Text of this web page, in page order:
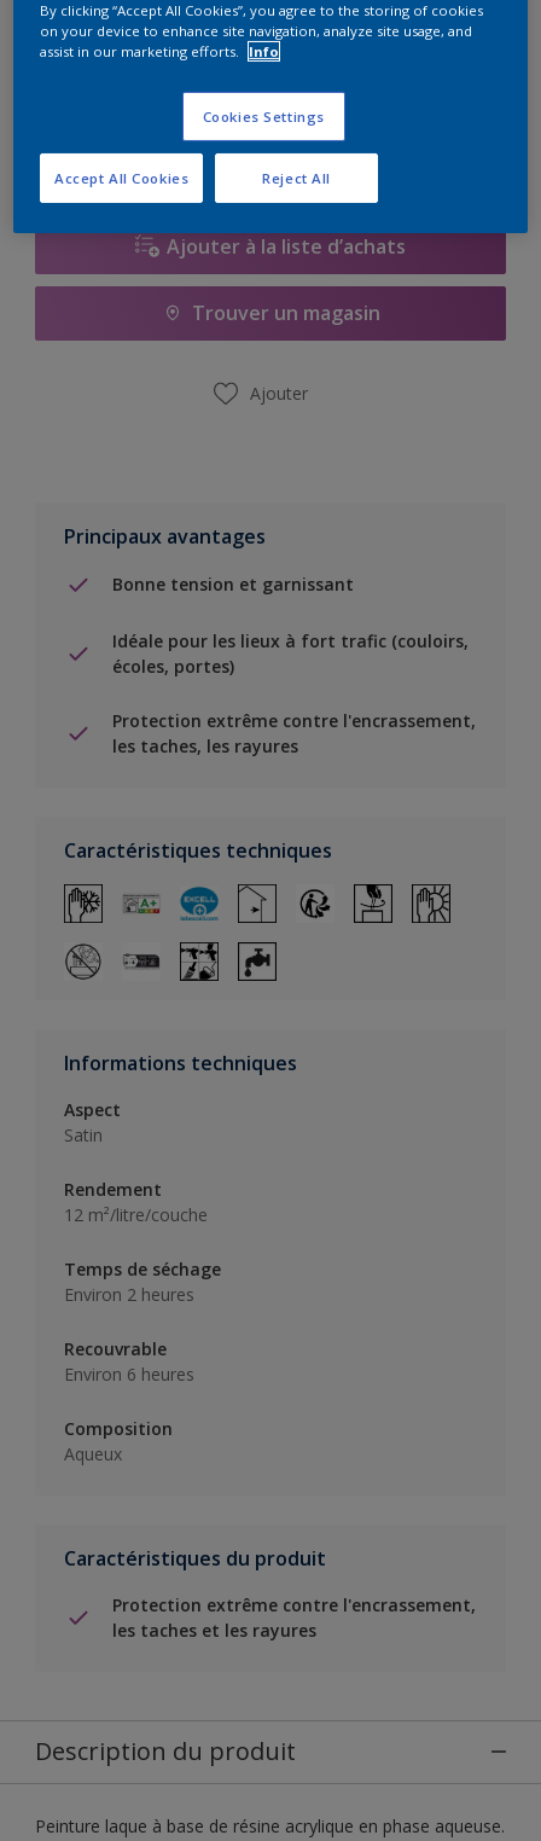
Quantité Calculateur de peinture
Calculer
Ajouter à la liste d’achats
Trouver un magasin
Ajouter
Principaux avantages
Bonne tension et garnissant
Idéale pour les lieux à fort trafic (couloirs,
écoles, portes)
Protection extrême contre l'encrassement,
les taches, les rayures
Caractéristiques techniques
Informations techniques
Aspect
Satin
Rendement
12 m²/litre/couche
Temps de séchage
Environ 2 heures
Recouvrable
Environ 6 heures
Composition
Aqueux
Caractéristiques du produit
Protection extrême contre l'encrassement,
les taches et les rayures
Description du produit
Peinture laque à base de résine acrylique en phase aqueuse.
By clicking “Accept All Cookies”, you agree to the storing of cookies
on your device to enhance site navigation, analyze site usage, and
assist in our marketing efforts.
Info
Cookies Settings
Reject All
Accept All Cookies